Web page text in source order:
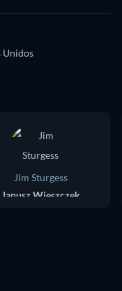
Unidos
Jim Sturgess
Janusz Wieszczek